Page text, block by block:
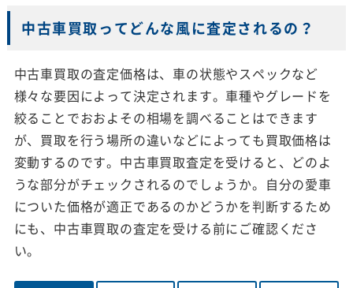
中古車買取ってどんな風に査定されるの？
中古車買取の査定価格は、車の状態やスペックなど
様々な要因によって決定されます。車種やグレードを
絞ることでおおよその相場を調べることはできます
が、買取を行う場所の違いなどによっても買取価格は
変動するのです。中古車買取査定を受けると、どのよ
うな部分がチェックされるのでしょうか。自分の愛車
についた価格が適正であるのかどうかを判断するため
にも、中古車買取の査定を受ける前にご確認くださ
い。